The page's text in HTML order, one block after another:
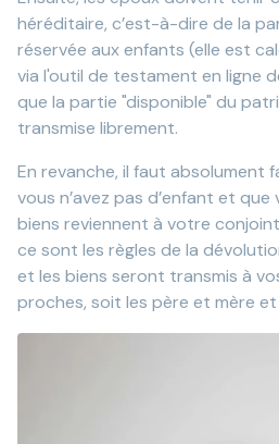
héréditaire, c’est-à-dire de la
réservée aux enfants (elle est
via l'outil de testament en ligne
que la partie "disponible" du
transmise librement.
En revanche, il faut absolument
vous n’avez pas d’enfant et
biens reviennent à votre
ce sont les règles de la
et les biens seront transmis à
proches, soit les père et mère